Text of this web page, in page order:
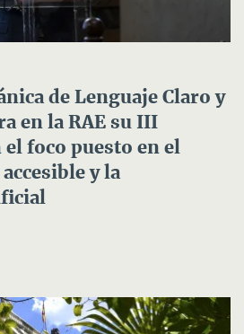
de Lenguaje Claro y
en la RAE su III
foco puesto en el
y la